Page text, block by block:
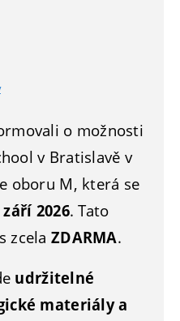
o možnosti
v Bratislavě v
oboru M, která se
září 2026. Tato
zcelaZDARMA.
udržitelné
materiály a